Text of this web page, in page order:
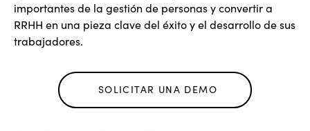
importantes de la gestión de personas y convertir a
RRHH en una pieza clave del éxito y el desarrollo de sus
trabajadores.
SOLICITAR UNA DEMO